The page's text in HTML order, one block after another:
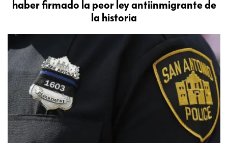
haber firmado la peor ley antiinmigrante de
la historia